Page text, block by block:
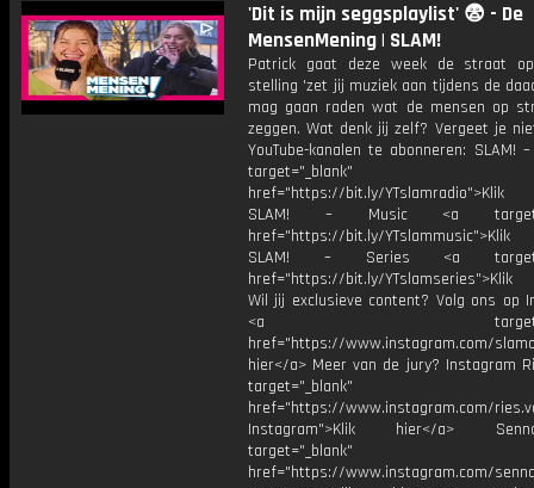
'Dit is mijn seggsplaylist' 😨 - De
MensenMening | SLAM!
Patrick gaat deze week de straat
stelling 'zet jij muziek aan tijdens de
mag gaan raden wat de mensen op
zeggen. Wat denk jij zelf? Vergeet je
YouTube-kanalen te abonneren: SLAM!
target="_blank"
href="https://bit.ly/
SLAM! – Music <a
href="https://bit.ly/
SLAM! – Series <a
href="https://bit.ly/
Wil jij exclusieve content? Volg ons op
<a
href="https://www.instagram.com/
hier</a> Meer van de jury? Instagram
target="_blank"
href="https://www.instagram.com/
Instagram">Klik hier</a>
target="_blank"
href="https://www.instagram.com/